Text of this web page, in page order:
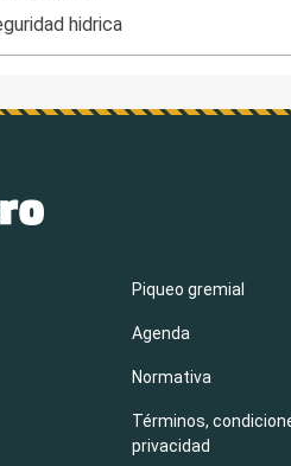
hidrica
Piqueo gremial
Agenda
Normativa
Términos,
privacidad